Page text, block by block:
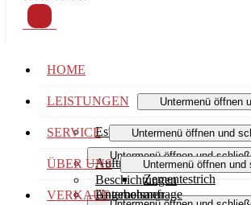
HOME
LEISTUNGEN Untermenü öffnen
Estrichsysteme
Untermenü öffnen und
Zementestrich
Beschichtungen
SERVICE Untermenü öffnen und
Auftragserteilung
Angebotsanfrage
ÜBER UNS Untermenü öffnen und
Unternehmen
VERKAUF